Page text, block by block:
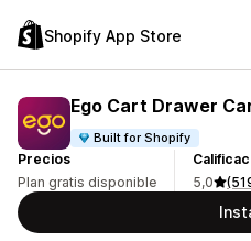
Shopify App Store
Ego Cart Drawer
Built for Shopify
Precios
Plan gratis disponible
5,0